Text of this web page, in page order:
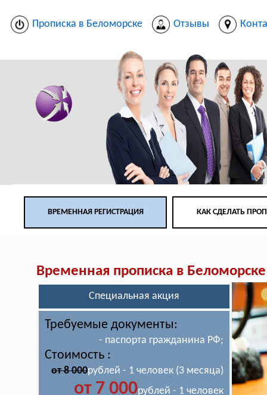
Прописка в Беломорске Отзывы
ВРЕМЕННАЯ РЕГИСТРАЦИЯ КАК СДЕЛАТЬ
Временная прописка в Беломорске
Специальная акция
Требуемые документы:
- паспорта гражданина РФ;
Стоимость :
от 8 000рублей - 1 человек (3 месяца)
от 7 000рублей - 1 человек